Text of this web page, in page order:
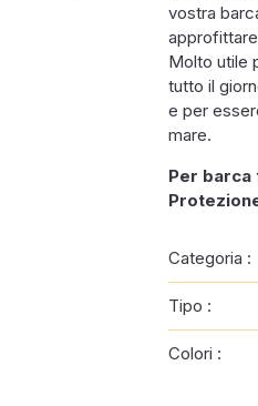
vostra
Molto utile
tutto il
e per
mare.
Per barca
Categoria :
Tipo :
Colori :